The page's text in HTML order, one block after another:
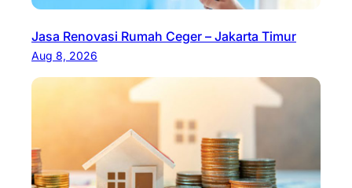
Jasa Renovasi Rumah Ceger – Jakarta Timur
Aug 8, 2026